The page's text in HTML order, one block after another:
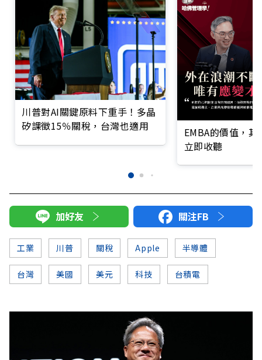
川普對AI關鍵原料下重手！多晶
矽課徵15％關稅，台灣也適用
EMBA的價值，
立即收聽
加好友 關注FB
工業 川普 關稅 Apple 半導體
台灣 美國 美元 科技 台積電